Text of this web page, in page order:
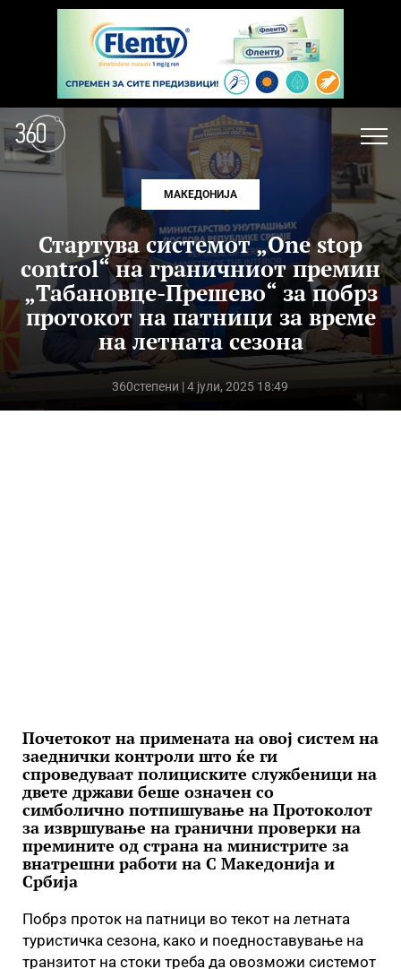
МАКЕДОНИЈА
Стартува системот „One stop
control“ на граничниот премин
„Табановце-Прешево“ за побрз
протокот на патници за време
на летната сезона
360степени | 4 јули, 2025 18:49
Почетокот на примената на овој систем на
заеднички контроли што ќе ги
спроведуваат полициските службеници на
двете држави беше означен со
симболично потпишување на Протоколот
за извршување на гранични проверки на
премините од страна на министрите за
внатрешни работи на С Македонија и
Србија
Побрз проток на патници во текот на летната
туристичка сезона, како и поедноставување на
транзитот на стоки треба да овозможи системот